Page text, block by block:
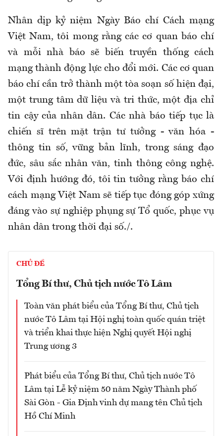
Nhân dịp kỷ niệm Ngày Báo chí Cách mạng
Việt Nam, tôi mong rằng các cơ quan báo chí
và mỗi nhà báo sẽ biến truyền thống cách
mạng thành động lực cho đổi mới. Các cơ quan
báo chí cần trở thành một tòa soạn số hiện đại,
một trung tâm dữ liệu và tri thức, một địa chỉ
tin cậy của nhân dân. Các nhà báo tiếp tục là
chiến sĩ trên mặt trận tư tưởng - văn hóa -
thông tin số, vững bản lĩnh, trong sáng đạo
đức, sâu sắc nhân văn, tinh thông công nghệ.
Với định hướng đó, tôi tin tưởng rằng báo chí
cách mạng Việt Nam sẽ tiếp tục đóng góp xứng
đáng vào sự nghiệp phụng sự Tổ quốc, phục vụ
nhân dân trong thời đại số./.
CHỦ ĐỀ
Tổng Bí thư, Chủ tịch nước Tô Lâm
Toàn văn phát biểu của Tổng Bí thư, Chủ tịch
nước Tô Lâm tại Hội nghị toàn quốc quán triệt
và triển khai thực hiện Nghị quyết Hội nghị
Trung ương 3
Phát biểu của Tổng Bí thư, Chủ tịch nước Tô
Lâm tại Lễ kỷ niệm 50 năm Ngày Thành phố
Sài Gòn - Gia Định vinh dự mang tên Chủ tịch
Hồ Chí Minh